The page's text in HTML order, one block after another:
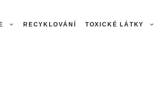
RECYKLOVÁNÍ TOXICKÉ LÁTKY